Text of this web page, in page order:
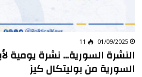
01/09/2025
11
النشرة السورية… نشرة يومية
السورية من بوليتكال كيز